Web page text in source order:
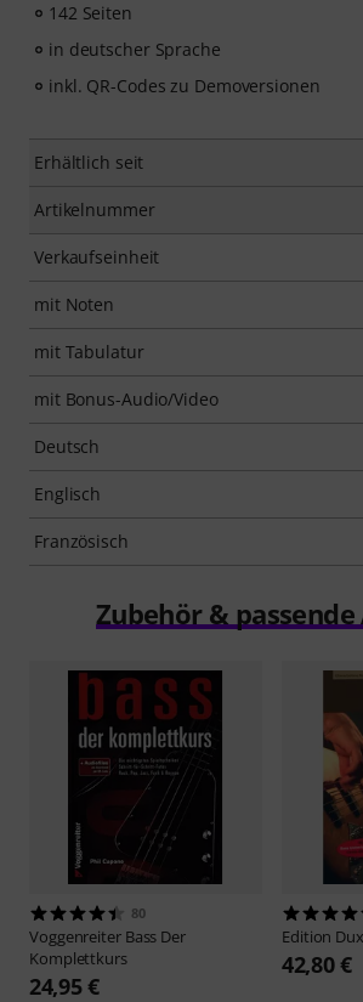
142 Seiten
in deutscher Sprache
inkl. QR-Codes zu Demoversionen
Erhältlich seit
Artikelnummer
Verkaufseinheit
mit Noten
mit Tabulatur
mit Bonus-Audio/Video
Deutsch
Englisch
Französisch
Zubehör &
80
Voggenreiter Bass Der
Komplettkurs
24,95 €
Edition Dux
42,80 €